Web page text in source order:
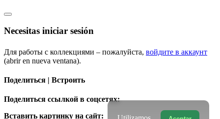
Necesitas iniciar sesión
Для работы с коллекциями – пожалуйста, войдите в аккаунт
(abrir en nueva ventana).
Поделиться | Встроить
Поделиться ссылкой в соцсетях:
Вставить картинку на сайт: